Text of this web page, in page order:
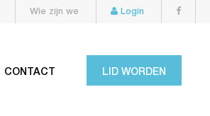
Wie zijn we Login
CONTACT LID WORDEN